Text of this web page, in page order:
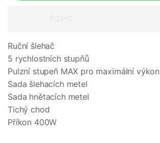
Ruční šlehač
5 rychlostních stupňů
Pulzní stupeň MAX pro maximální výkon
Sada šlehacích metel
Sada hnětacích metel
Tichý chod
Příkon 400W